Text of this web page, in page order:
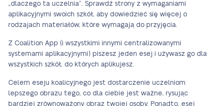
„dlaczego ta uczelnia”. Sprawdź strony z wymaganiami
aplikacyjnymi swoich szkół, aby dowiedzieć się więcej o
rodzajach materiałów, które wymagają do przyjęcia.
Z Coalition App (i wszystkimi innymi centralizowanymi
systemami aplikacyjnymi) piszesz jeden esej i używasz go dla
wszystkich szkół, do których aplikujesz.
Celem eseju koalicyjnego jest dostarczenie uczelniom
lepszego obrazu tego, co dla ciebie jest ważne, rysując
bardziej zrównoważony obraz twojej osoby. Ponadto, esej